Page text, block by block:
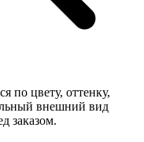
по цвету, оттенку,
внешний вид
заказом.